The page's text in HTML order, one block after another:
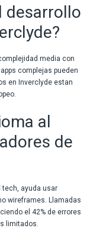
desarrollo
media con
complejas pueden
en Inverclyde estan
al
de
ayuda usar
wireframes. Llamadas
el 42% de errores
limitados.